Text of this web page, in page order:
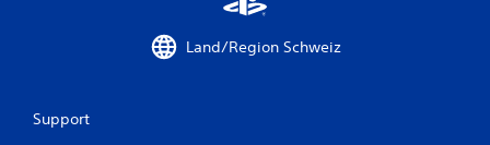
Land/Region Schweiz
Support